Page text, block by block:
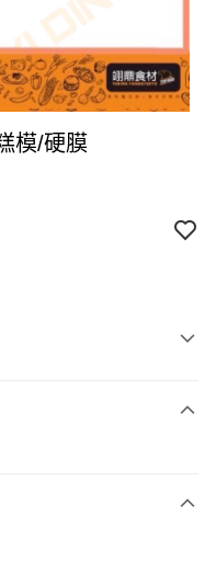
模/硬膜